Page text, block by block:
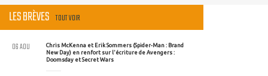
LES BRÈVES TOUT VOIR
Chris McKenna et Erik Sommers (Spider-Man : Brand
New Day) en renfort sur l'écriture de Avengers :
Doomsday et Secret Wars
06 AOU